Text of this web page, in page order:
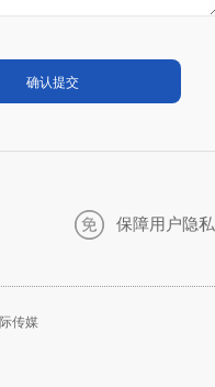
保障用户隐私
传媒